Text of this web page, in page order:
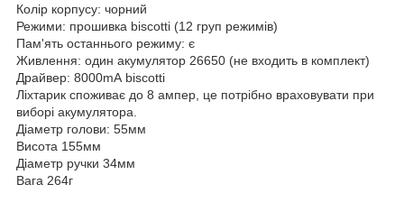
Колір корпусу: чорний
Режими: прошивка biscotti (12 груп режимів)
Пам'ять останнього режиму: є
Живлення: один акумулятор 26650 (не входить в комплект)
Драйвер: 8000mA biscotti
Ліхтарик споживає до 8 ампер, це потрібно враховувати при
виборі акумулятора.
Діаметр голови: 55мм
Висота 155мм
Діаметр ручки 34мм
Вага 264г